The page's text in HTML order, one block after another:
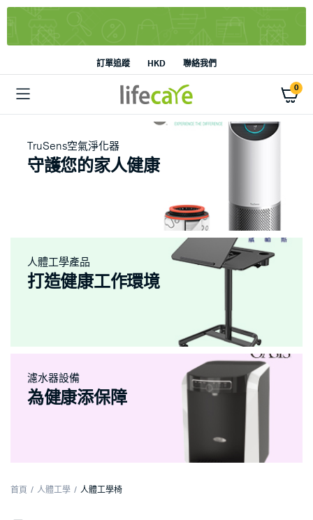
訂單追蹤 HKD 聯絡我們
0
TruSens空氣淨化器
守護您的家人健康
人體工學產品
打造健康工作環境
濾水器設備
為健康添保障
首頁 人體工學 人體工學椅